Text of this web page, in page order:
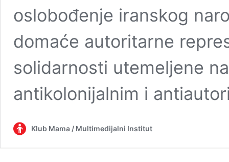
oslobođenje iranskog
domaće autoritarne
solidarnosti utemeljene
antikolonijalnim i
Klub Mama / Multimedijalni Institut